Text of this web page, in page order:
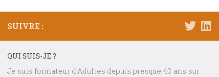
SUIVRE :
QUI SUIS-JE ?
Je suis formateur d’Adultes depuis presque 40 ans sur